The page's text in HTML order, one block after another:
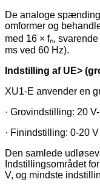
De analoge
omformer og
med 16 × fₙ,
ms ved 60 Hz).
Indstilling af UE>
XU1-E anvender en
· Grovindstilling: 20
· Finindstilling: 0-20
Den samlede
Indstillingsområdet
V, og mindste